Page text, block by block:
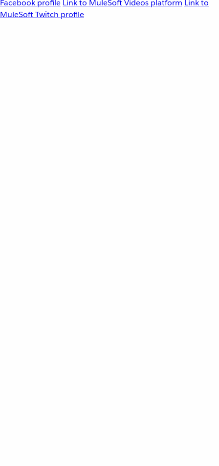
Facebook profile Link to MuleSoft Videos platform Link to
MuleSoft Twitch profile